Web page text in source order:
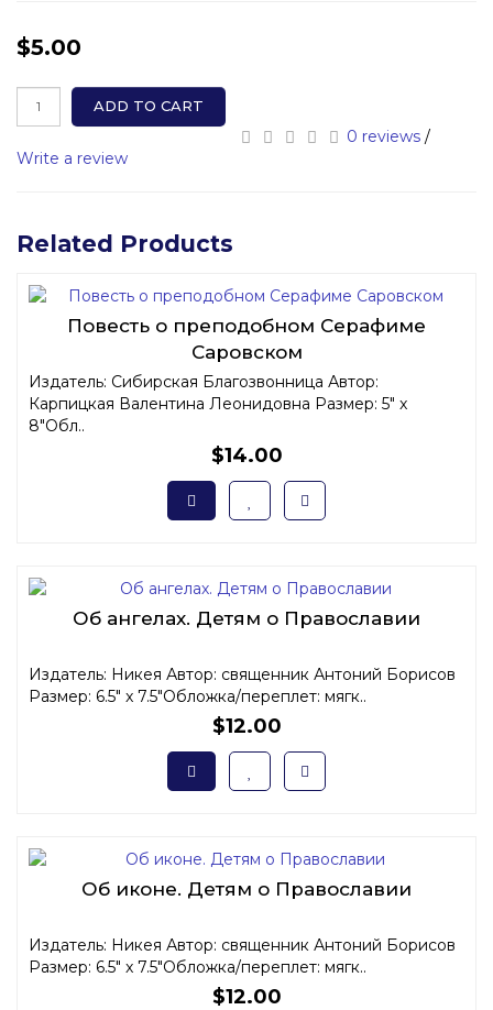
$5.00
ADD TO CART
0 reviews /
Write a review
Related Products
Повесть о преподобном Серафиме
Саровском
Издатель: Сибирская Благозвонница Автор:
Карпицкая Валентина Леонидовна Размер: 5" x
8"Обл..
$14.00
Об ангелах. Детям о Православии
Издатель: Никея Автор: священник Антоний Борисов
Размер: 6.5" x 7.5"Обложка/переплет: мягк..
$12.00
Об иконе. Детям о Православии
Издатель: Никея Автор: священник Антоний Борисов
Размер: 6.5" x 7.5"Обложка/переплет: мягк..
$12.00